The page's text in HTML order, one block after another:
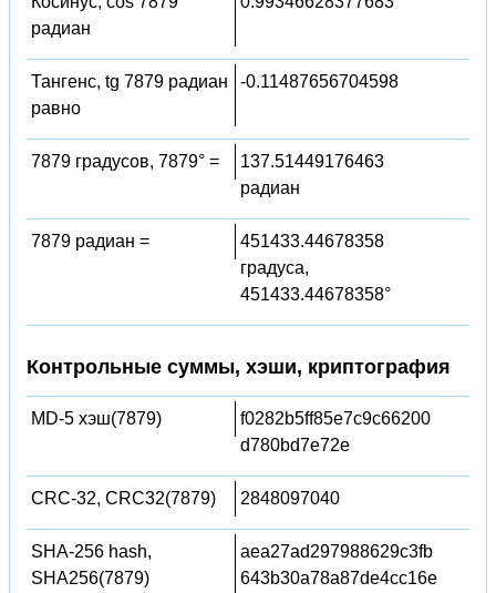
радиан
Тангенс, tg 7879 радиан
равно
-0.11487656704598
7879 градусов, 7879° =
137.51449176463
радиан
7879 радиан =
451433.44678358
градуса,
451433.44678358°
Контрольные суммы, хэши, криптография
MD-5 хэш(7879)
f0282b5ff85e7c9c66200
d780bd7e72e
CRC-32, CRC32(7879) 2848097040
SHA-256 hash,
SHA256(7879)
aea27ad297988629c3fb
643b30a78a87de4cc16e